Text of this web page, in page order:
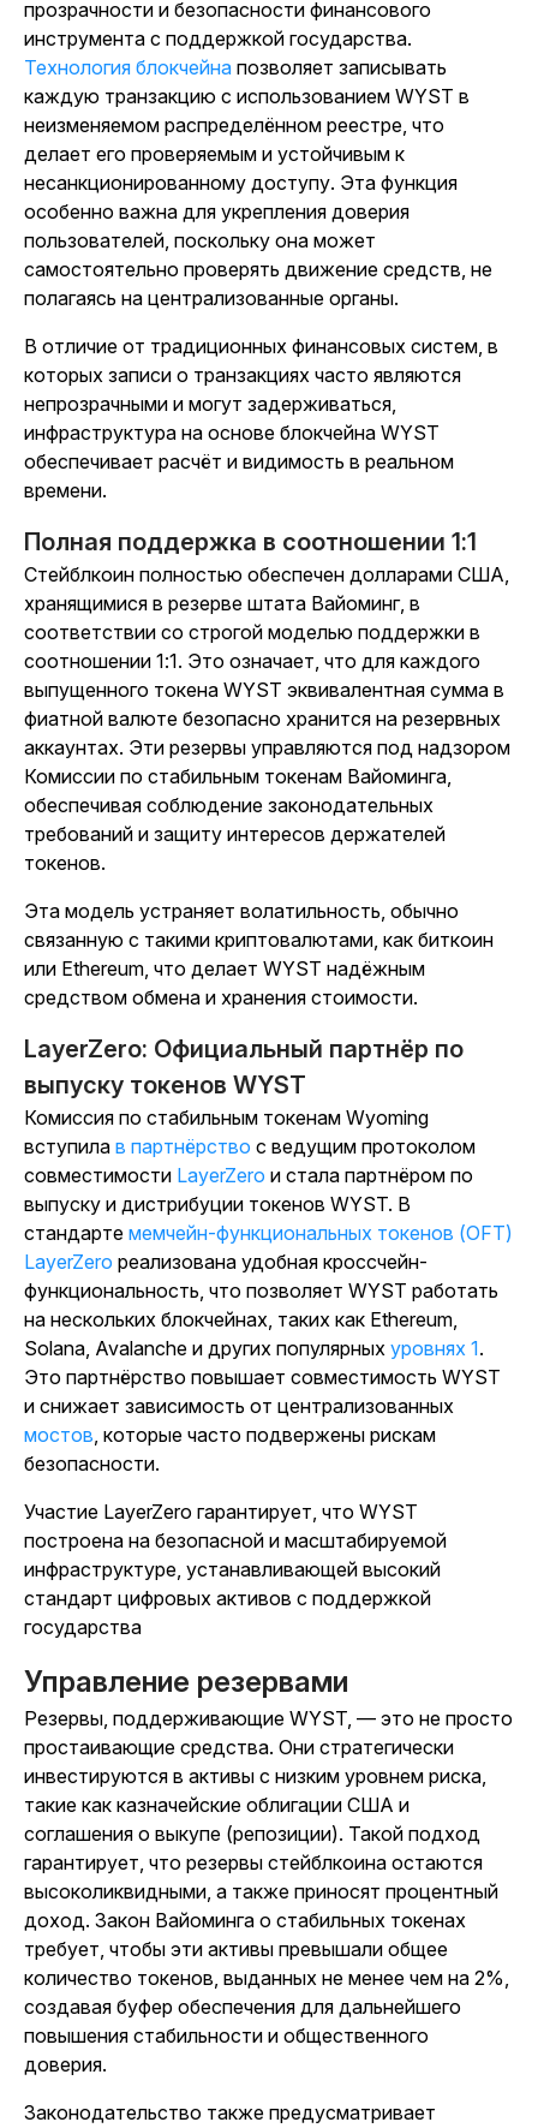
прозрачности и безопасности финансового
инструмента с поддержкой государства.
Технология блокчейна позволяет записывать
каждую транзакцию с использованием WYST в
неизменяемом распределённом реестре, что
делает его проверяемым и устойчивым к
несанкционированному доступу. Эта функция
особенно важна для укрепления доверия
пользователей, поскольку она может
самостоятельно проверять движение средств, не
полагаясь на централизованные органы.
В отличие от традиционных финансовых систем, в
которых записи о транзакциях часто являются
непрозрачными и могут задерживаться,
инфраструктура на основе блокчейна WYST
обеспечивает расчёт и видимость в реальном
времени.
Полная поддержка в соотношении 1:1
Стейблкоин полностью обеспечен долларами США,
хранящимися в резерве штата Вайоминг, в
соответствии со строгой моделью поддержки в
соотношении 1:1. Это означает, что для каждого
выпущенного токена WYST эквивалентная сумма в
фиатной валюте безопасно хранится на резервных
аккаунтах. Эти резервы управляются под надзором
Комиссии по стабильным токенам Вайоминга,
обеспечивая соблюдение законодательных
требований и защиту интересов держателей
токенов.
Эта модель устраняет волатильность, обычно
связанную с такими криптовалютами, как биткоин
или Ethereum, что делает WYST надёжным
средством обмена и хранения стоимости.
LayerZero: Официальный партнёр по
выпуску токенов WYST
Комиссия по стабильным токенам Wyoming
вступила в партнёрство с ведущим протоколом
совместимости LayerZero и стала партнёром по
выпуску и дистрибуции токенов WYST. В
стандарте мемчейн-функциональных токенов (OFT)
LayerZero реализована удобная кроссчейн-
функциональность, что позволяет WYST работать
на нескольких блокчейнах, таких как Ethereum,
Solana, Avalanche и других популярных уровнях 1.
Это партнёрство повышает совместимость WYST
и снижает зависимость от централизованных
мостов, которые часто подвержены рискам
безопасности.
Участие LayerZero гарантирует, что WYST
построена на безопасной и масштабируемой
инфраструктуре, устанавливающей высокий
стандарт цифровых активов с поддержкой
государства
Управление резервами
Резервы, поддерживающие WYST, — это не просто
простаивающие средства. Они стратегически
инвестируются в активы с низким уровнем риска,
такие как казначейские облигации США и
соглашения о выкупе (репозиции). Такой подход
гарантирует, что резервы стейблкоина остаются
высоколиквидными, а также приносят процентный
доход. Закон Вайоминга о стабильных токенах
требует, чтобы эти активы превышали общее
количество токенов, выданных не менее чем на 2%,
создавая буфер обеспечения для дальнейшего
повышения стабильности и общественного
доверия.
Законодательство также предусматривает